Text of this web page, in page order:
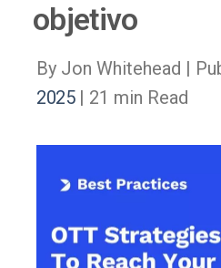
objetivo
By Jon Whitehead |
2025| 21 min Read